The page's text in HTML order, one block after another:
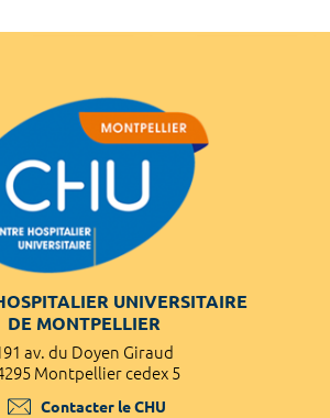
UNIVERSITAIRE
DE MONTPELLIER
av. du Doyen Giraud
Montpellier cedex 5
Contacter le CHU